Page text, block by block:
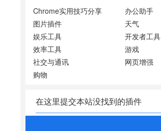
Chrome实用技巧分享
办公助手
图片插件
天气
娱乐工具
开发者工具
效率工具
游戏
社交与通讯
网页增强
购物
在这里提交本站没找到的插件